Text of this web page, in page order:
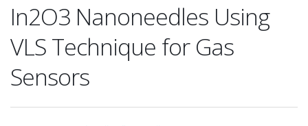
In2O3 Nanoneedles Using
VLS Technique for Gas
Sensors